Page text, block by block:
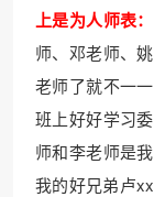
上是为人师表：
师、邓老师、
老师了就不一
班上好好学习
师和李老师是
我的好兄弟卢